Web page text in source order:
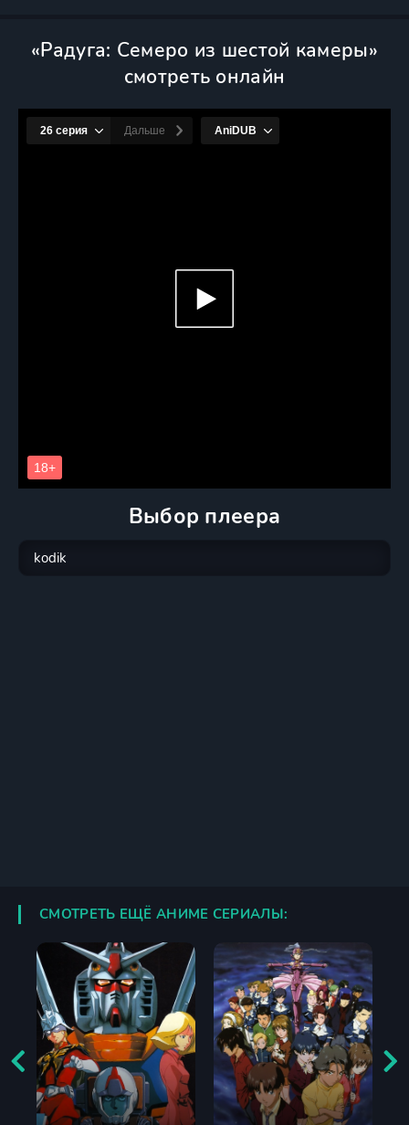
«Радуга: Семеро из шестой камеры»
смотреть онлайн
Выбор плеера
СМОТРЕТЬ ЕЩЁ АНИМЕ СЕРИАЛЫ: